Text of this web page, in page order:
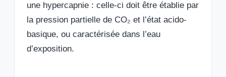
une hypercapnie : celle-ci doit être établie par
la pression partielle de CO₂ et l’état acido-
basique, ou caractérisée dans l’eau
d’exposition.